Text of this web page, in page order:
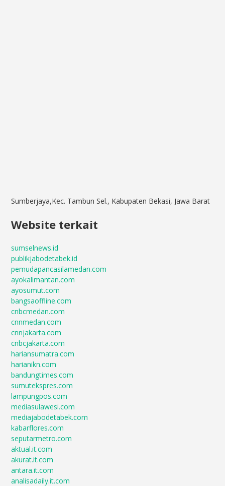
Sumberjaya,Kec. Tambun Sel., Kabupaten Bekasi, Jawa Barat
Website terkait
sumselnews.id
publikjabodetabek.id
pemudapancasilamedan.com
ayokalimantan.com
ayosumut.com
bangsaoffline.com
cnbcmedan.com
cnnmedan.com
cnnjakarta.com
cnbcjakarta.com
hariansumatra.com
harianikn.com
bandungtimes.com
sumutekspres.com
lampungpos.com
mediasulawesi.com
mediajabodetabek.com
kabarflores.com
seputarmetro.com
aktual.it.com
akurat.it.com
antara.it.com
analisadaily.it.com